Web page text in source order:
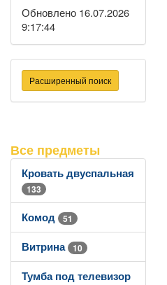
Обновлено 16.07.2026
9:17:44
Расширенный поиск
Все предметы
Кровать двуспальная
133
Комод 51
Витрина 10
Тумба под телевизор